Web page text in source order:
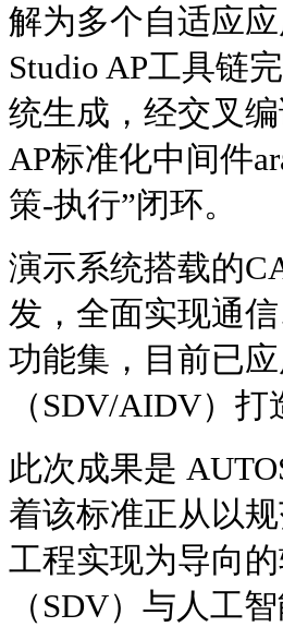
解为多个自适应
Studio AP工具链
统生成，经交叉
AP标准化中间件
策-执行”闭环。
演示系统搭载的
发，全面实现通
功能集，目前已
（SDV/AIDV）
此次成果是
着该标准正从以
工程实现为导向
（SDV）与人工